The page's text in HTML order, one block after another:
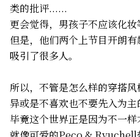
类的批评......
更会觉得，男孩子不应该化妆
但是，他们两个上节目开朗
吸引了很多人。
所以，不管是怎么样的穿搭
异或是不喜欢也不要先入为主
毕竟这个世界正是因为不一样